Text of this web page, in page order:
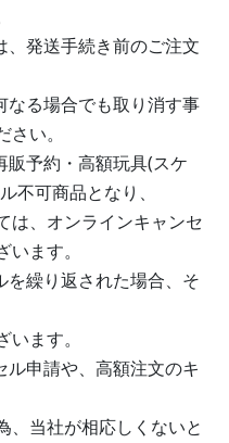
発送手続き前のご注文
る場合でも取り消す事
い。
予約・高額玩具(スケ
不可商品となり、
は、オンラインキャンセ
ます。
繰り返された場合、そ
ます。
申請や、高額注文のキ
、当社が相応しくないと